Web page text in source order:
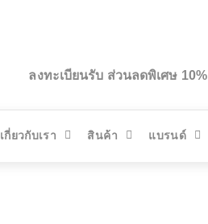
ลงทะเบียนรับ ส่วนลดพิเศษ 10%
เกี่ยวกับเรา สินค้า แบรนด์